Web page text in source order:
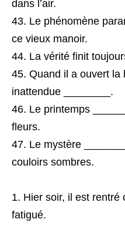
dans l’air.
Le phénomène
ce vieux manoir.
La vérité finit
Quand il a ouvert la
inattendue ________.
Le printemps
fleurs.
Le mystère
couloirs sombres.
Hier soir, il est rentré
fatigué.